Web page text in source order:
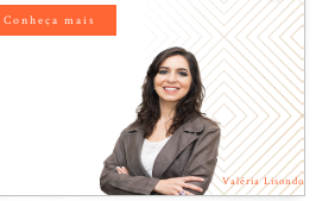
Conheça mais
Valéria Lisondo